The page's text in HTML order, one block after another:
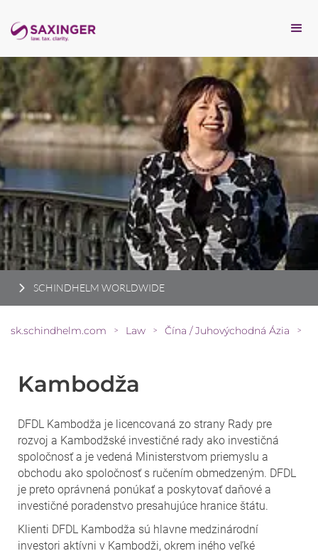
SCHINDHELM WORLDWIDE
sk.schindhelm.com > Law > Čína / Juhovýchodná Ázia >
Kambodža
DFDL Kambodža je licencovaná zo strany Rady pre
rozvoj a Kambodžské investičné rady ako investičná
spoločnosť a je vedená Ministerstvom priemyslu a
obchodu ako spoločnosť s ručením obmedzeným. DFDL
je preto oprávnená ponúkať a poskytovať daňové a
investičné poradenstvo presahujúce hranice štátu.
Klienti DFDL Kambodža sú hlavne medzinárodní
investori aktívni v Kambodži, okrem iného veľké